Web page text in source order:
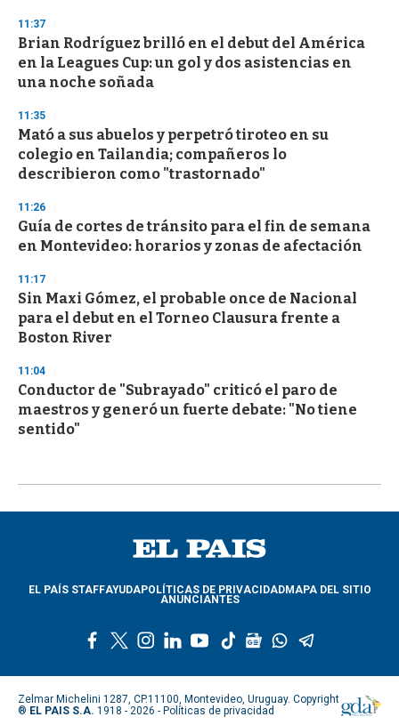
11:37
Brian Rodríguez brilló en el debut del América
en la Leagues Cup: un gol y dos asistencias en
una noche soñada
11:35
Mató a sus abuelos y perpetró tiroteo en su
colegio en Tailandia; compañeros lo
describieron como "trastornado"
11:26
Guía de cortes de tránsito para el fin de semana
en Montevideo: horarios y zonas de afectación
11:17
Sin Maxi Gómez, el probable once de Nacional
para el debut en el Torneo Clausura frente a
Boston River
11:04
Conductor de "Subrayado" criticó el paro de
maestros y generó un fuerte debate: "No tiene
sentido"
EL PAÍS STAFFAYUDAPOLÍTICAS DE PRIVACIDADMAPA DEL SITIO
ANUNCIANTES
c
e
b
i
t
s
t
a
l
n
k
e
y
u
u
t
k
o
g
o
l
w
a
l
e
g
Zelmar Michelini 1287, CP.11100, Montevideo, Uruguay. Copyright
® EL PAIS S.A. 1918 - 2026 - Políticas de privacidad